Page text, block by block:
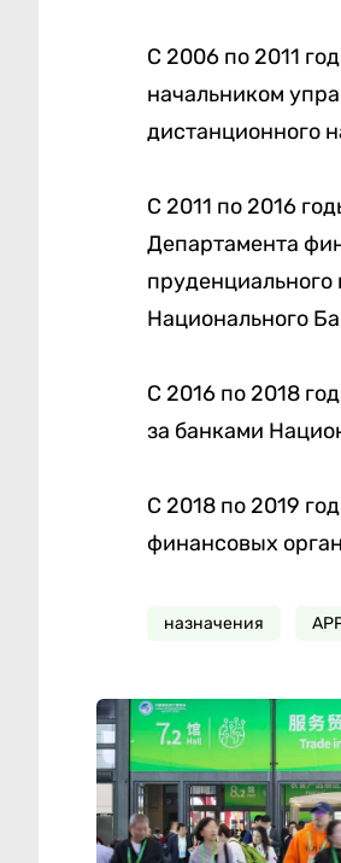
С 2006 по 2011
начальником
дистанционного
С 2011 по 2016
Департамента
пруденциального
Национального
С 2016 по 2018
за банками
С 2018 по 2019
финансовых
назначения